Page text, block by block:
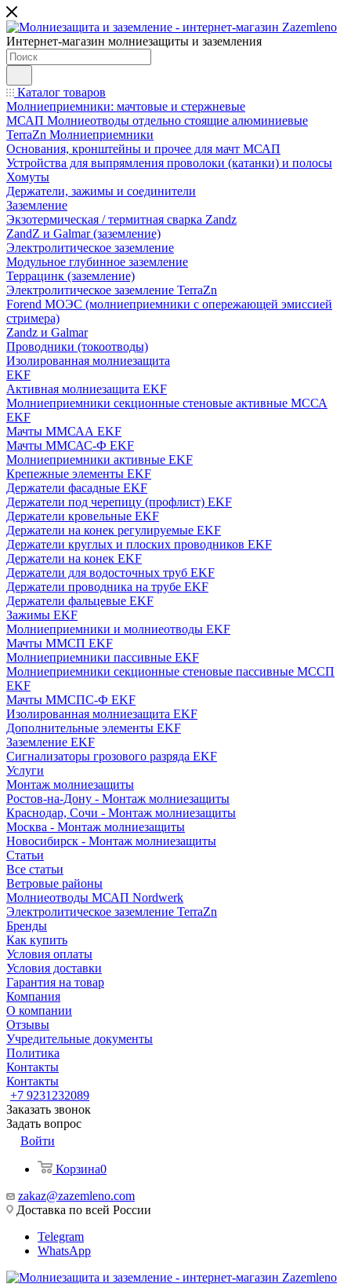
Интернет-магазин молниезащиты и заземления
Каталог товаров
Молниеприемники: мачтовые и стержневые
МСАП Молниеотводы отдельно стоящие алюминиевые
TerraZn Молниеприемники
Основания, кронштейны и прочее для мачт МСАП
Устройства для выпрямления проволоки (катанки) и полосы
Хомуты
Держатели, зажимы и соединители
Заземление
Экзотермическая / термитная сварка Zandz
ZandZ и Galmar (заземление)
Электролитическое заземление
Модульное глубинное заземление
Террацинк (заземление)
Электролитическое заземление TerraZn
Forend МОЭС (молниеприемники с опережающей эмиссией
стримера)
Zandz и Galmar
Проводники (токоотводы)
Изолированная молниезащита
EKF
Активная молниезащита EKF
Молниеприемники секционные стеновые активные МССА
EKF
Мачты ММСАА EKF
Мачты ММСАС-Ф EKF
Молниеприемники активные EKF
Крепежные элементы EKF
Держатели фасадные EKF
Держатели под черепицу (профлист) EKF
Держатели кровельные EKF
Держатели на конек регулируемые EKF
Держатели круглых и плоских проводников EKF
Держатели на конек EKF
Держатели для водосточных труб EKF
Держатели проводника на трубе EKF
Держатели фальцевые EKF
Зажимы EKF
Молниеприемники и молниеотводы EKF
Мачты ММСП EKF
Молниеприемники пассивные EKF
Молниеприемники секционные стеновые пассивные МССП
EKF
Мачты ММСПС-Ф EKF
Изолированная молниезащита EKF
Дополнительные элементы EKF
Заземление EKF
Сигнализаторы грозового разряда EKF
Услуги
Монтаж молниезащиты
Ростов-на-Дону - Монтаж молниезащиты
Краснодар, Сочи - Монтаж молниезащиты
Москва - Монтаж молниезащиты
Новосибирск - Монтаж молниезащиты
Статьи
Все статьи
Ветровые районы
Молниеотводы МСАП Nordwerk
Электролитическое заземление TerraZn
Бренды
Как купить
Условия оплаты
Условия доставки
Гарантия на товар
Компания
О компании
Отзывы
Учредительные документы
Политика
Контакты
Контакты
+7 9231232089
Заказать звонок
Задать вопрос
Войти
Корзина0
zakaz@zazemleno.com
Доставка по всей России
Telegram
WhatsApp